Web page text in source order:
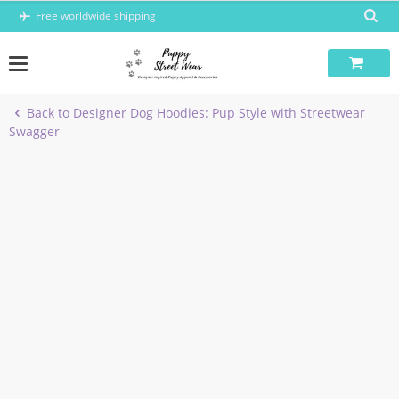
Skip
Free worldwide shipping
Back to Designer Dog Hoodies: Pup Style with Streetwear
Swagger